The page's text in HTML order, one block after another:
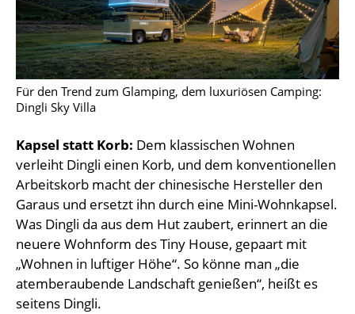
Für den Trend zum Glamping, dem luxuriösen Camping:
Dingli Sky Villa
Kapsel statt Korb: Dem klassischen Wohnen
verleiht Dingli einen Korb, und dem konventionellen
Arbeitskorb macht der chinesische Hersteller den
Garaus und ersetzt ihn durch eine Mini-Wohnkapsel.
Was Dingli da aus dem Hut zaubert, erinnert an die
neuere Wohnform des Tiny House, gepaart mit
„Wohnen in luftiger Höhe“. So könne man „die
atemberaubende Landschaft genießen“, heißt es
seitens Dingli.